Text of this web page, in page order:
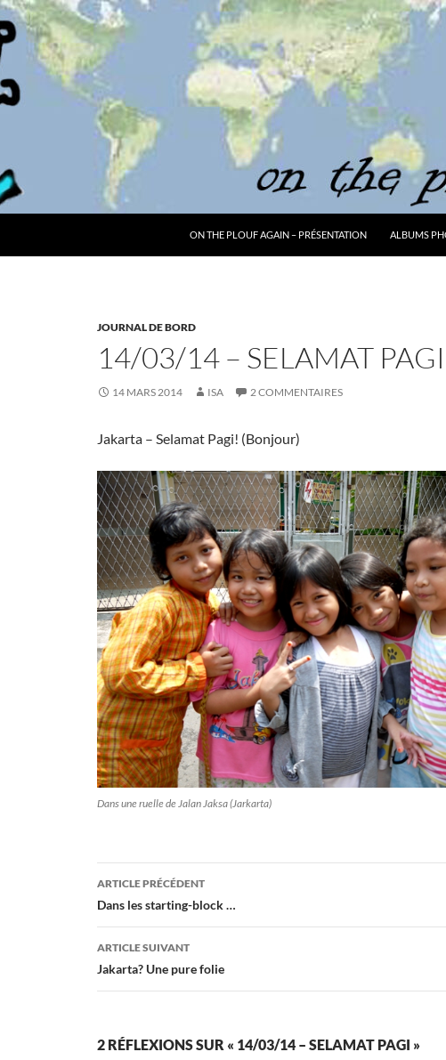
ON THE PLOUF AGAIN – PRÉSENTATION ALBUMS
JOURNAL DE BORD
14/03/14 – SELAMAT PAGI
14 MARS 2014 ISA 2 COMMENTAIRES
Jakarta – Selamat Pagi! (Bonjour)
Dans une ruelle de Jalan Jaksa (Jarkarta)
Navigation
des
articles
ARTICLE PRÉCÉDENT
Dans les starting-block …
ARTICLE SUIVANT
Jakarta? Une pure folie
2 RÉFLEXIONS SUR « 14/03/14 – SELAMAT PAGI »